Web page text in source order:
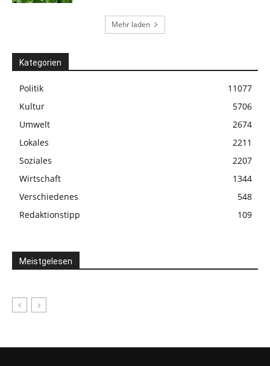
Mehr laden
Kategorien
Politik
11077
Kultur
5706
Umwelt
2674
Lokales
2211
Soziales
2207
Wirtschaft
1344
Verschiedenes
548
Redaktionstipp
109
Meistgelesen